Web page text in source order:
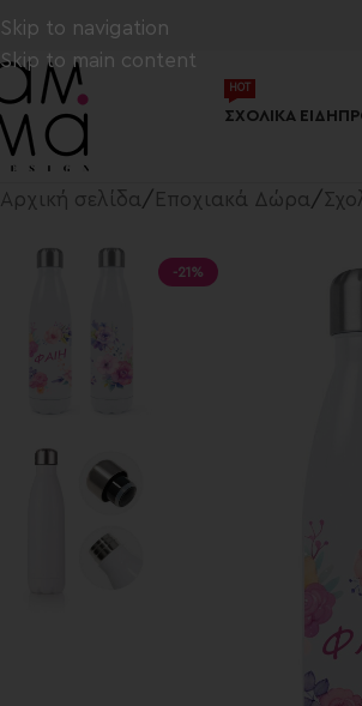
Skip to navigation
Skip to main content
ΣΧΟΛΙΚΆ ΕΊΔΗ
ΗΟΤ
Αρχική σελίδα / Εποχιακά Δώρα /
-21%